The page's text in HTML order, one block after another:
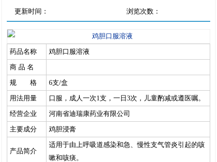
更新时间： 浏览次数：
药品名称 鸡胆口服溶液
商 品 名
规 格 6支/盒
用法用量 口服，成人一次1支，一日3次，儿童酌减或遵医嘱。
经营企业 河南省迪瑞康药业有限公司
主要成分 鸡胆浸膏
产品简介
适用于由上呼吸道感染和急、慢性支气管炎引起的咳
嗽和咳痰。